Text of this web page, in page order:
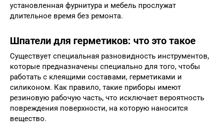
установленная фурнитура и мебель прослужат
длительное время без ремонта.
Шпатели для герметиков: что это такое
Существует специальная разновидность инструментов,
которые предназначены специально для того, чтобы
работать с клеящими составами, герметиками и
силиконом. Как правило, такие приборы имеют
резиновую рабочую часть, что исключает вероятность
повреждения поверхности, на которую наносится
вещество.